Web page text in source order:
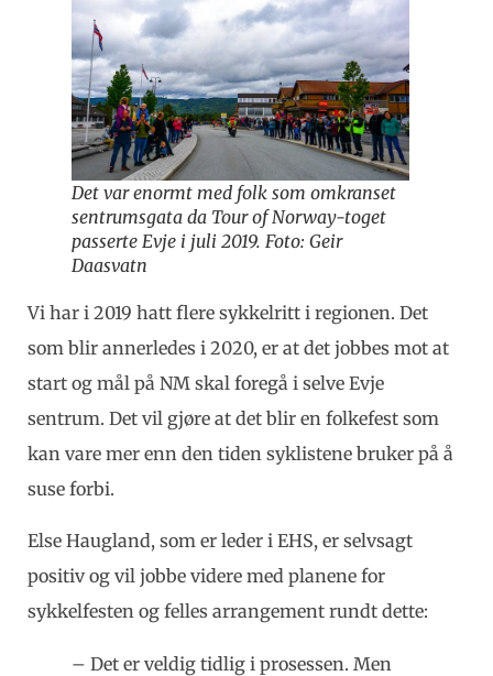
Det var enormt med folk som omkranset
sentrumsgata da Tour of Norway-toget
passerte Evje i juli 2019. Foto: Geir
Daasvatn
Vi har i 2019 hatt flere sykkelritt i regionen. Det
som blir annerledes i 2020, er at det jobbes mot at
start og mål på NM skal foregå i selve Evje
sentrum. Det vil gjøre at det blir en folkefest som
kan vare mer enn den tiden syklistene bruker på å
suse forbi.
Else Haugland, som er leder i EHS, er selvsagt
positiv og vil jobbe videre med planene for
sykkelfesten og felles arrangement rundt dette:
– Det er veldig tidlig i prosessen. Men